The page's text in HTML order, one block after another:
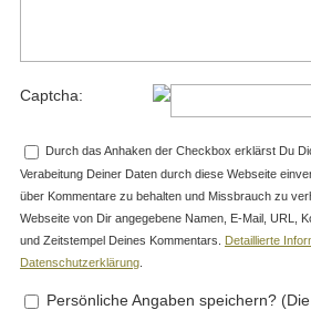
Captcha:
Durch das Anhaken der Checkbox erklärst Du
Verabeitung Deiner Daten durch diese Webseite
über Kommentare zu behalten und Missbrauch zu
Webseite von Dir angegebene Namen, E-Mail, URL,
und Zeitstempel Deines Kommentars. Detaillierte
Datenschutzerklärung
Persönliche Angaben speichern?